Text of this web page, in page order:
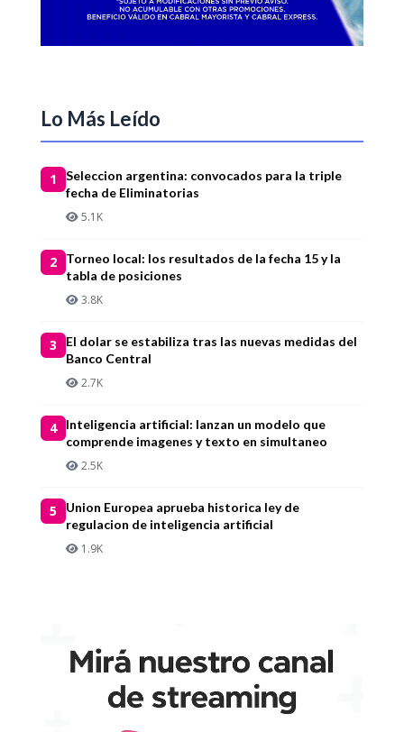
Lo Más Leído
1
Seleccion argentina: convocados para la triple
fecha de Eliminatorias
5.1K
2
Torneo local: los resultados de la fecha 15 y la
tabla de posiciones
3.8K
3
El dolar se estabiliza tras las nuevas medidas del
Banco Central
2.7K
4
Inteligencia artificial: lanzan un modelo que
comprende imagenes y texto en simultaneo
2.5K
5
Union Europea aprueba historica ley de
regulacion de inteligencia artificial
1.9K